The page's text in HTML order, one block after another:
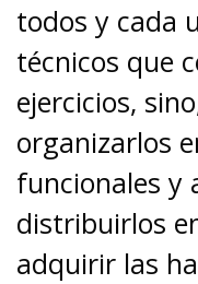
todos y cada
técnicos que
ejercicios,
organizarlos
funcionales y
distribuirlos
adquirir las